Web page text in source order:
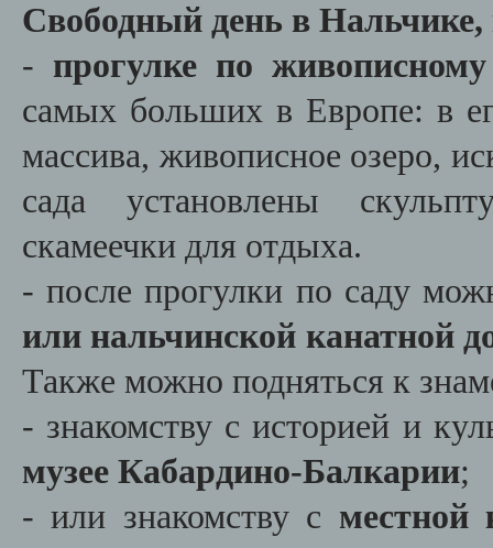
Свободный день в Нальчике,
- прогулке по
самых больших в Европе: в
массива, живописное озеро,
сада установлены
скамеечки для отдыха.
- после прогулки по саду
или нальчинской канатной
Также можно подняться к
- знакомству с историей и
музее Кабардино-Балкарии;
- или знакомству с местной